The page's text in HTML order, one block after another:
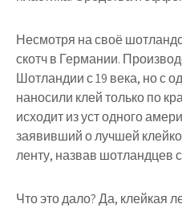
Несмотря на своё
скотч в Германии.
Шотландии с 19 века, но с
наносили клей только по
исходит из уст одного
заявивший о лучшей
ленту, назвав шотландцев
Что это дало? Да, клейкая